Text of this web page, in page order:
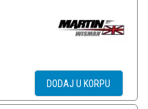
DODAJ U KORPU